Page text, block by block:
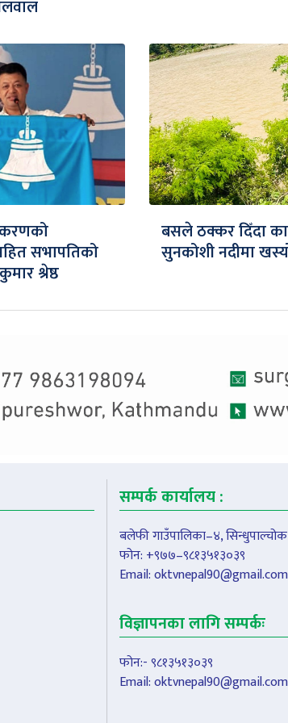
सभापतिको
श्रेष्ठ
बसले ठक्कर दिँदा
सुनकोशी नदीमा
सम्पर्क कार्यालय :
बलेफी गाउँपालिका–४, सिन्धुपाल्चोक
फोन: +९७७–९८१३५१३०३९
Email:oktvnepal90@gmail.com
विज्ञापनका लागि सम्पर्कः
फोन:- ९८१३५१३०३९
Email:oktvnepal90@gmail.com